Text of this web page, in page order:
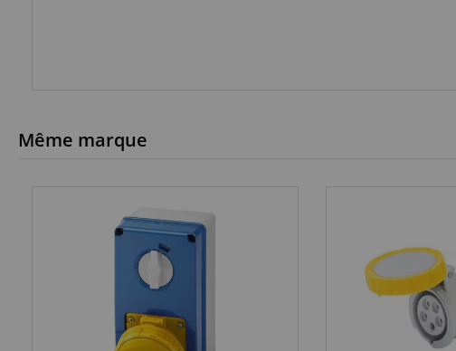
Même marque